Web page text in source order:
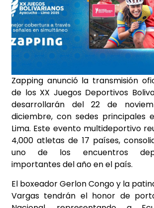
Zapping anunció la transmisión
de los XX Juegos Deportivos
desarrollarán del 22 de
diciembre, con sedes principales
Lima. Este evento multideportivo
4,000 atletas de 17 países,
uno de los encuentros
importantes del año en el país.
El boxeador Gerlon Congo y la
Vargas tendrán el honor de